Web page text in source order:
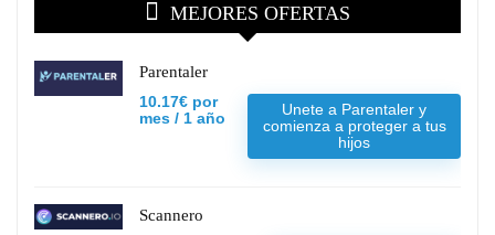
MEJORES OFERTAS
Parentaler
10.17€ por
mes / 1 año
Unete a Parentaler y
comienza a proteger a tus
hijos
Scannero